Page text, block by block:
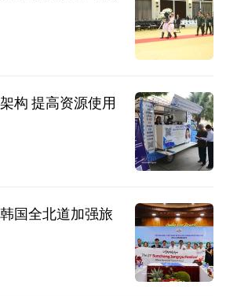
构 提高资源使用
国全北道加强旅